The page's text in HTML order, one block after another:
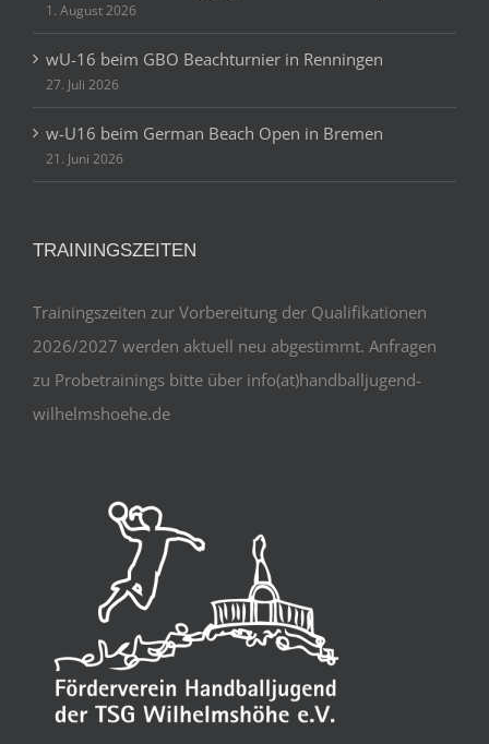
1. August 2026
wU-16 beim GBO Beachturnier in Renningen
27. Juli 2026
w-U16 beim German Beach Open in Bremen
21. Juni 2026
TRAININGSZEITEN
Trainingszeiten zur Vorbereitung der Qualifikationen
2026/2027 werden aktuell neu abgestimmt. Anfragen
zu Probetrainings bitte über info(at)handballjugend-
wilhelmshoehe.de